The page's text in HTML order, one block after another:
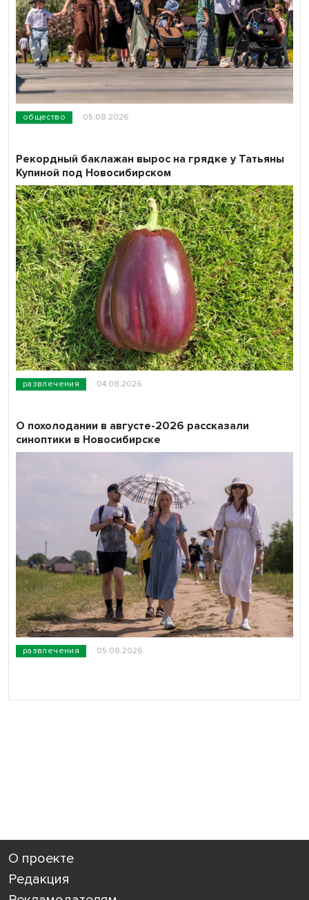
общество 05.08.2026
развлечения 04.08.2026
Рекордный баклажан вырос на грядке у Татьяны
Купиной под Новосибирском
развлечения 05.08.2026
О похолодании в августе-2026 рассказали
синоптики в Новосибирске
О проекте
Редакция